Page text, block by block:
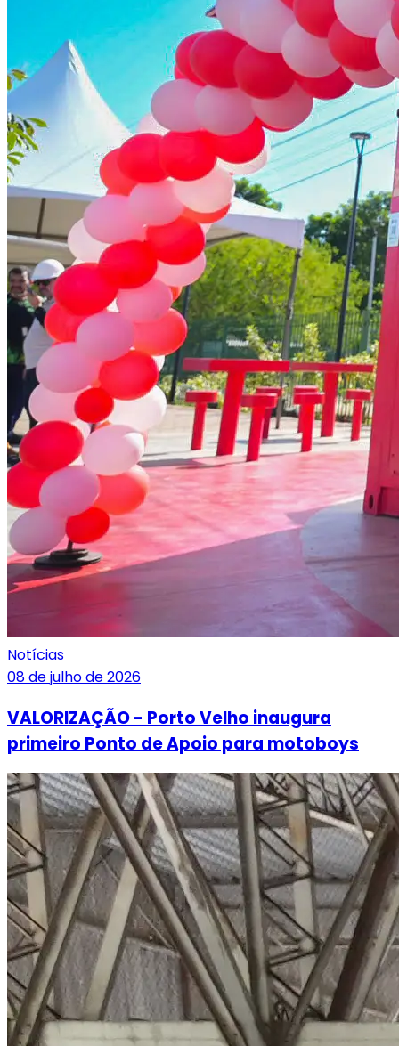
Notícias
08 de julho de 2026
VALORIZAÇÃO - Porto Velho inaugura
primeiro Ponto de Apoio para motoboys